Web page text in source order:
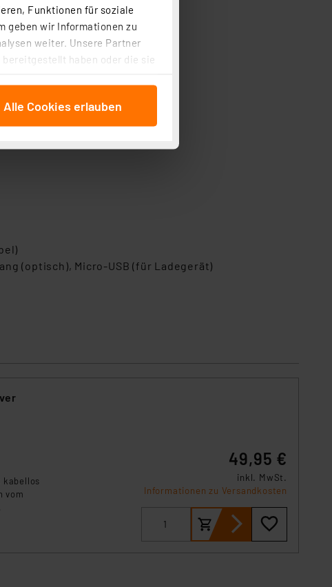
Funktionen für soziale
geben wir Informationen zu
weiter. Unsere Partner
haben oder die sie
(Art. 6
ist durch Klick auf den
„Cookie Einstellungen“
dieser Daten zur
Einstellungen können
erneut angezeigt wird.
Einbindung von Cookies
Art. 49 (1) lit. a DSGVO.
in der Datenschutzerklärung.
als Land mit unzureichendem
Alle Cookies erlauben
(optisch), Micro-USB (für Ladegerät)
kabellos
vom
49,95 €
inkl. MwSt.
Informationen zu Versandkosten